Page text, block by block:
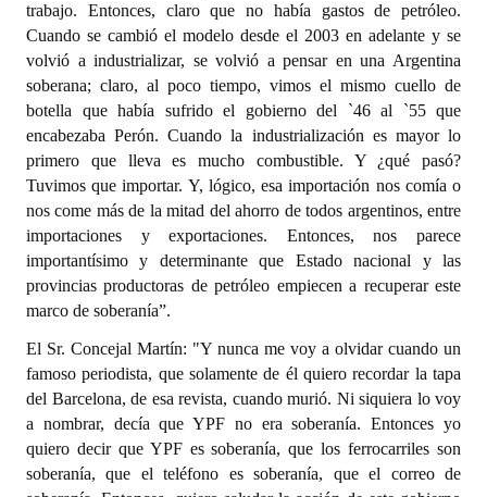
trabajo. Entonces, claro que no había gastos de petróleo.
Cuando se cambió el modelo desde el 2003 en adelante y se
volvió a industrializar, se volvió a pensar en una Argentina
soberana; claro, al poco tiempo, vimos el mismo cuello de
botella que había sufrido el gobierno del `46 al `55 que
encabezaba Perón. Cuando la industrialización es mayor lo
primero que lleva es mucho combustible. Y ¿qué pasó?
Tuvimos que importar. Y, lógico, esa importación nos comía o
nos come más de la mitad del ahorro de todos argentinos, entre
importaciones y exportaciones. Entonces, nos parece
importantísimo y determinante que Estado nacional y las
provincias productoras de petróleo empiecen a recuperar este
marco de soberanía”.
El Sr. Concejal Martín: "Y nunca me voy a olvidar cuando un
famoso periodista, que solamente de él quiero recordar la tapa
del Barcelona, de esa revista, cuando murió. Ni siquiera lo voy
a nombrar, decía que YPF no era soberanía. Entonces yo
quiero decir que YPF es soberanía, que los ferrocarriles son
soberanía, que el teléfono es soberanía, que el correo de